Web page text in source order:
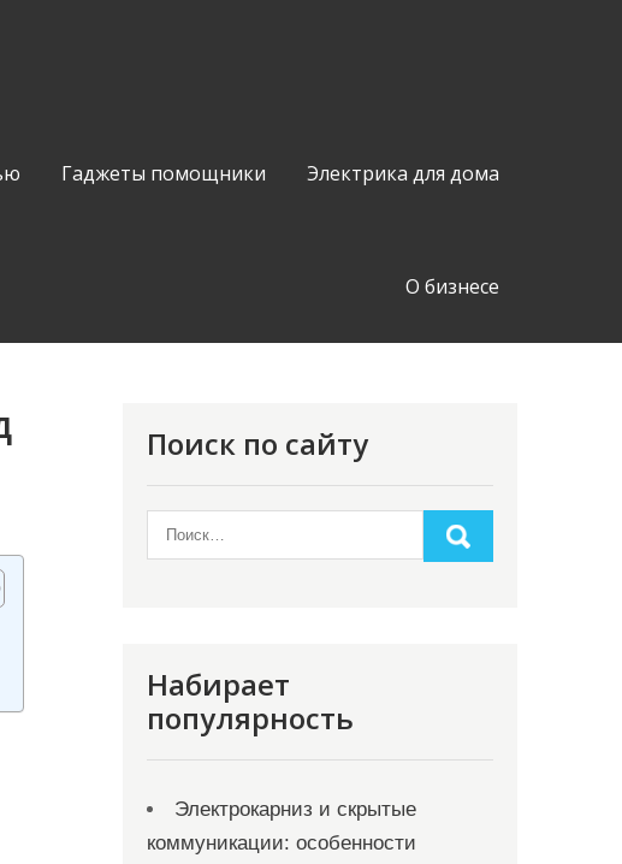
Гаджеты помощники Электрика для дома
О бизнесе
Поиск по сайту
Набирает
популярность
Электрокарниз и скрытые
коммуникации: особенности